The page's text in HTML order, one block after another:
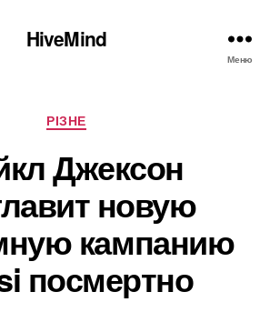
HiveMind
Меню
Категорії
РІЗНЕ
Джексон
новую
кампанию
посмертно